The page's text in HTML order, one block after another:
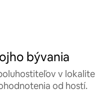
bývania
v lokalite
od hostí.